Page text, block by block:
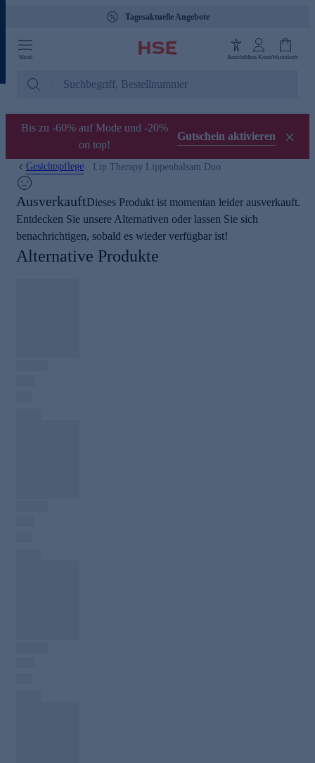
Tagesaktuelle Angebote
Menü AnsichtMein KontoWarenkorb
Bis zu -60% auf Mode und -20%
on top!
Gutschein aktivieren
Gesichtspflege Lip Therapy Lippenbalsam Duo
AusverkauftDieses Produkt ist momentan leider ausverkauft.
Entdecken Sie unsere Alternativen oder lassen Sie sich
benachrichtigen, sobald es wieder verfügbar ist!
Alternative Produkte